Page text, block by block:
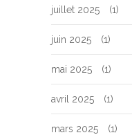
juillet 2025 (1)
juin 2025 (1)
mai 2025 (1)
avril 2025 (1)
mars 2025 (1)